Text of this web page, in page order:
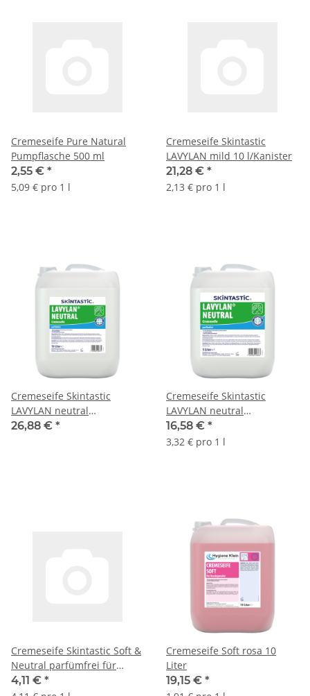
Cremeseife Pure Natural
Pumpflasche 500 ml
2,55 € *
5,09 € pro 1 l
Cremeseife Skintastic
LAVYLAN mild 10 l/Kanister
21,28 € *
2,13 € pro 1 l
Cremeseife Skintastic
LAVYLAN neutral
Parfümfreie Cremeseife für
26,88 € *
Cremeseife Skintastic
LAVYLAN neutral
Parfümfreie Cremeseife für
Druckspender 5 l Kanister
16,58 € *
3,32 € pro 1 l
Cremeseife Skintastic Soft &
Neutral parfümfrei für
Druckspender 1 l
4,11 € *
Cremeseife Soft rosa 10
Liter
19,15 € *